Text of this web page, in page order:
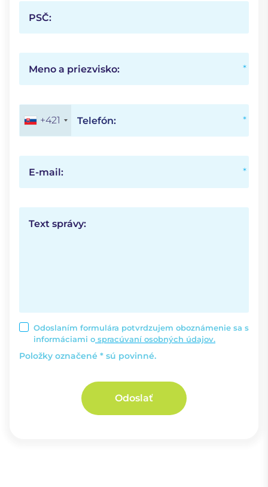
PSČ:
Meno a priezvisko:
Telefón:
+421
E-mail:
Text správy:
Odoslaním formulára potvrdzujem oboznámenie sa s
informáciami o spracúvaní osobných údajov.
Položky označené * sú povinné.
Odoslať